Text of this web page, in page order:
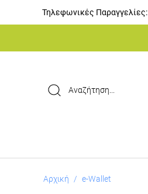
Τηλεφωνικές Παραγγελίες:
Αρχική / e-Wallet